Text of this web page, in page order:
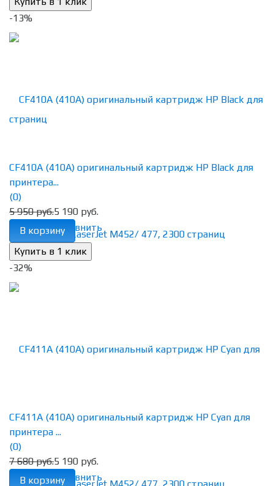
-13%
избранное сравнить
CF410A (410A) оригинальный картридж HP Black для
принтера...
(0)
5 950 руб.5 190 руб.
В корзину
-32%
избранное сравнить
CF411A (410A) оригинальный картридж HP Cyan для
принтера ...
(0)
7 680 руб.5 190 руб.
В корзину